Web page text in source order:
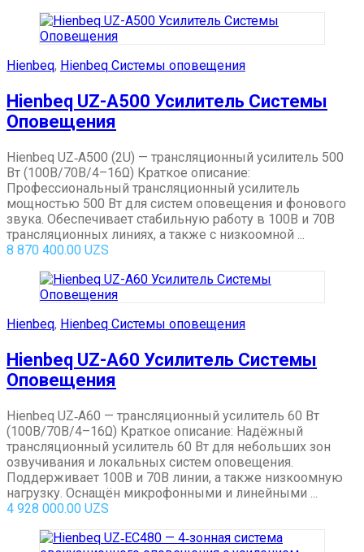
Hienbeq, Hienbeq Системы оповещения
Hienbeq UZ-A500 Усилитель Системы
Оповещения
Hienbeq UZ‑A500 (2U) — трансляционный усилитель 500
Вт (100В/70В/4–16Ω) Краткое описание:
Профессиональный трансляционный усилитель
мощностью 500 Вт для систем оповещения и фонового
звука. Обеспечивает стабильную работу в 100В и 70В
трансляционных линиях, а также с низкоомной ...
8 870 400.00 UZS
Hienbeq, Hienbeq Системы оповещения
Hienbeq UZ-A60 Усилитель Системы
Оповещения
Hienbeq UZ‑A60 — трансляционный усилитель 60 Вт
(100В/70В/4–16Ω) Краткое описание: Надёжный
трансляционный усилитель 60 Вт для небольших зон
озвучивания и локальных систем оповещения.
Поддерживает 100В и 70В линии, а также низкоомную
нагрузку. Оснащён микрофонными и линейными ...
4 928 000.00 UZS